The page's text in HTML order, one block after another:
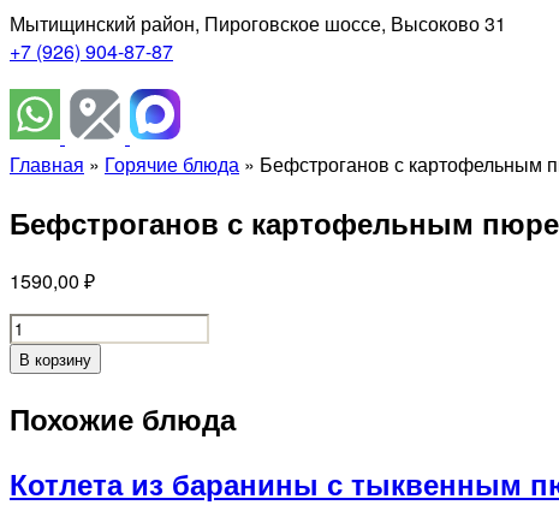
Мытищинский район, Пироговское шоссе, Высоково 31
+7 (926) 904-87-87
Главная » Горячие блюда » Бефстроганов с картофельным
Бефстроганов с картофельным
1590,00 ₽
Бефстроганов
с
картофельным
пюре
и
грибами
В корзину
Похожие блюда
Котлета из баранины с тыквенным